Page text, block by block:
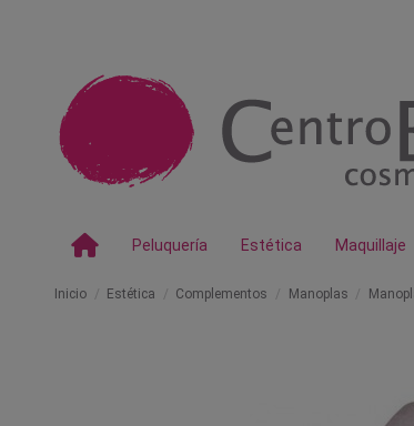
Peluquería Estética Maquillaje
Inicio Estética Complementos Manoplas